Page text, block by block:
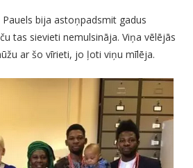
bija astoņpadsmit gadus
tas sievieti nemulsināja. Viņa vēlējās
ar šo vīrieti, jo ļoti viņu mīlēja.